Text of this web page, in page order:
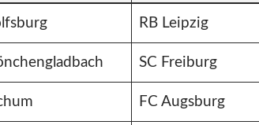
RB Leipzig
SC Freiburg
FC Augsburg